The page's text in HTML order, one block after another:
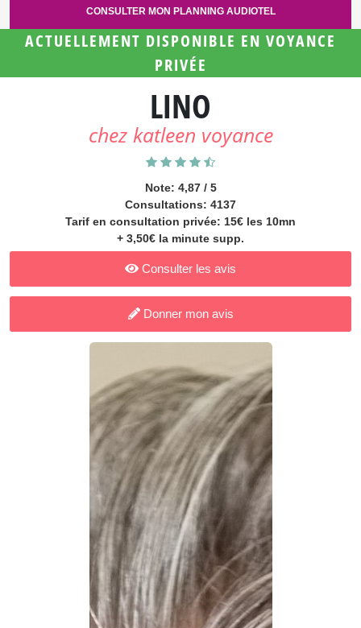
CONSULTER MON PLANNING AUDIOTEL
ACTUELLEMENT DISPONIBLE EN VOYANCE
PRIVÉE
LINO
chez katleen voyance
Note: 4,87 / 5
Consultations: 4137
Tarif en consultation privée: 15€ les 10mn
+ 3,50€ la minute supp.
Consulter les avis
Donner mon avis